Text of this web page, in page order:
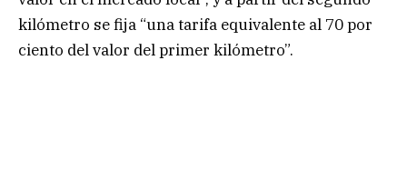
kilómetro se fija “una tarifa equivalente al 70 por
ciento del valor del primer kilómetro”.